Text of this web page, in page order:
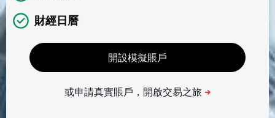
財經日曆